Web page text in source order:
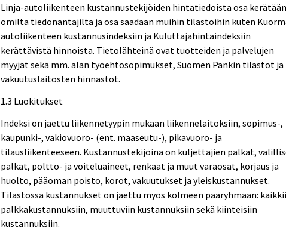
Linja-autoliikenteen kustannustekijöiden hintatiedoista osa kerätään
omilta tiedonantajilta ja osa saadaan muihin tilastoihin kuten
autoliikenteen kustannusindeksiin ja Kuluttajahintaindeksiin
kerättävistä hinnoista. Tietolähteinä ovat tuotteiden ja palvelujen
myyjät sekä mm. alan työehtosopimukset, Suomen Pankin tilastot ja
vakuutuslaitosten hinnastot.
1.3 Luokitukset
Indeksi on jaettu liikennetyypin mukaan liikennelaitoksiin, sopimus-,
kaupunki-, vakiovuoro- (ent. maaseutu-), pikavuoro- ja
tilausliikenteeseen. Kustannustekijöinä on kuljettajien palkat,
palkat, poltto- ja voiteluaineet, renkaat ja muut varaosat, korjaus ja
huolto, pääoman poisto, korot, vakuutukset ja yleiskustannukset.
Tilastossa kustannukset on jaettu myös kolmeen pääryhmään:
palkkakustannuksiin, muuttuviin kustannuksiin sekä kiinteisiin
kustannuksiin.